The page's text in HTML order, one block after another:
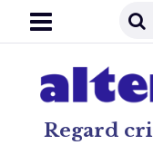
Regard